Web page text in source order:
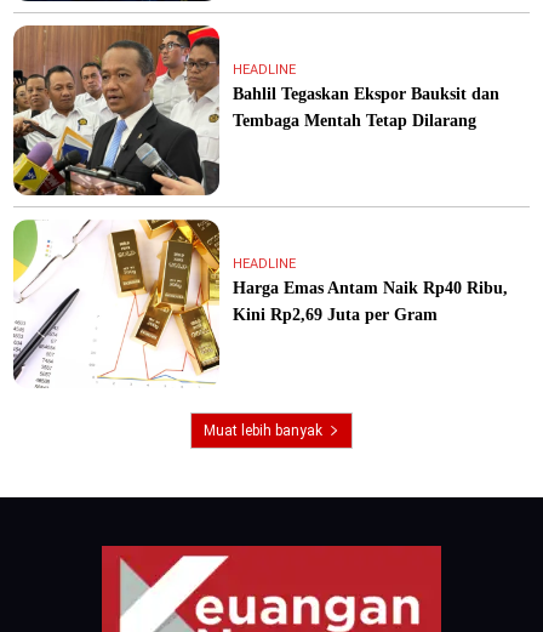
HEADLINE
Bahlil Tegaskan Ekspor Bauksit dan
Tembaga Mentah Tetap Dilarang
HEADLINE
Harga Emas Antam Naik Rp40 Ribu,
Kini Rp2,69 Juta per Gram
Muat lebih banyak